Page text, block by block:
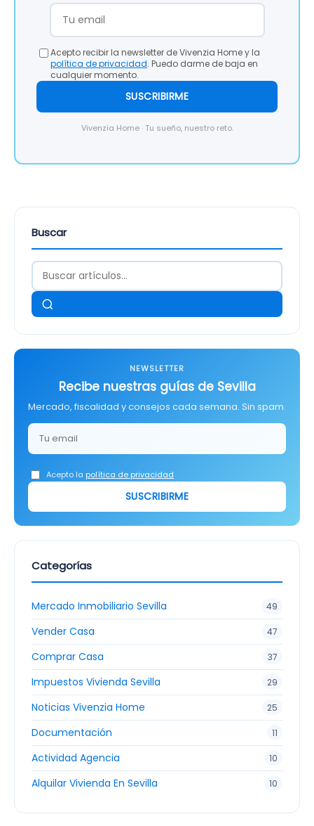
Acepto recibir la newsletter de Vivenzia Home y la
política de privacidad. Puedo darme de baja en
cualquier momento.
SUSCRIBIRME
Vivenzia Home · Tu sueño, nuestro reto.
Buscar
NEWSLETTER
Recibe nuestras guías de Sevilla
Mercado, fiscalidad y consejos cada semana. Sin spam.
Acepto la política de privacidad
SUSCRIBIRME
Categorías
Mercado Inmobiliario Sevilla 49
Vender Casa 47
Comprar Casa 37
Impuestos Vivienda Sevilla 29
Noticias Vivenzia Home 25
Documentación 11
Actividad Agencia 10
Alquilar Vivienda En Sevilla 10